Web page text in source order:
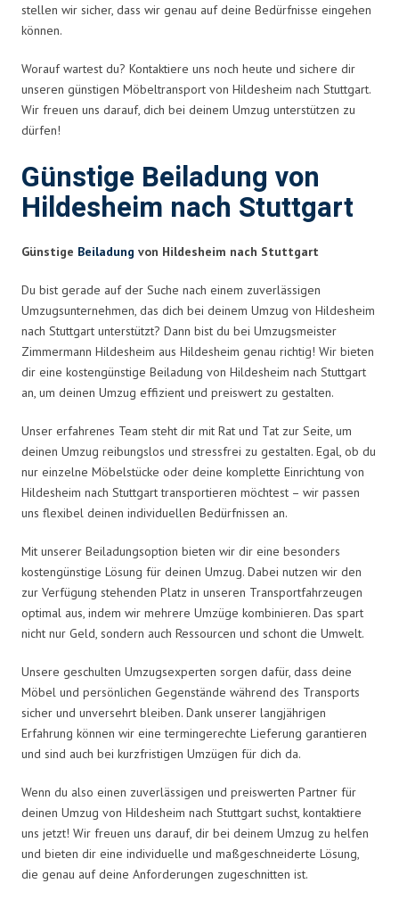
stellen wir sicher, dass wir genau auf deine Bedürfnisse eingehen
können.
Worauf wartest du? Kontaktiere uns noch heute und sichere dir
unseren günstigen Möbeltransport von Hildesheim nach Stuttgart.
Wir freuen uns darauf, dich bei deinem Umzug unterstützen zu
dürfen!
Günstige Beiladung von
Hildesheim nach Stuttgart
Günstige Beiladung von Hildesheim nach Stuttgart
Du bist gerade auf der Suche nach einem zuverlässigen
Umzugsunternehmen, das dich bei deinem Umzug von Hildesheim
nach Stuttgart unterstützt? Dann bist du bei Umzugsmeister
Zimmermann Hildesheim aus Hildesheim genau richtig! Wir bieten
dir eine kostengünstige Beiladung von Hildesheim nach Stuttgart
an, um deinen Umzug effizient und preiswert zu gestalten.
Unser erfahrenes Team steht dir mit Rat und Tat zur Seite, um
deinen Umzug reibungslos und stressfrei zu gestalten. Egal, ob du
nur einzelne Möbelstücke oder deine komplette Einrichtung von
Hildesheim nach Stuttgart transportieren möchtest – wir passen
uns flexibel deinen individuellen Bedürfnissen an.
Mit unserer Beiladungsoption bieten wir dir eine besonders
kostengünstige Lösung für deinen Umzug. Dabei nutzen wir den
zur Verfügung stehenden Platz in unseren Transportfahrzeugen
optimal aus, indem wir mehrere Umzüge kombinieren. Das spart
nicht nur Geld, sondern auch Ressourcen und schont die Umwelt.
Unsere geschulten Umzugsexperten sorgen dafür, dass deine
Möbel und persönlichen Gegenstände während des Transports
sicher und unversehrt bleiben. Dank unserer langjährigen
Erfahrung können wir eine termingerechte Lieferung garantieren
und sind auch bei kurzfristigen Umzügen für dich da.
Wenn du also einen zuverlässigen und preiswerten Partner für
deinen Umzug von Hildesheim nach Stuttgart suchst, kontaktiere
uns jetzt! Wir freuen uns darauf, dir bei deinem Umzug zu helfen
und bieten dir eine individuelle und maßgeschneiderte Lösung,
die genau auf deine Anforderungen zugeschnitten ist.